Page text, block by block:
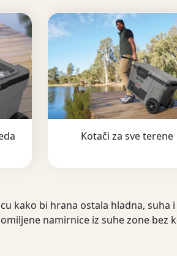
Kotači za sve terene
kako bi hrana ostala hladna,
namirnice iz suhe zone